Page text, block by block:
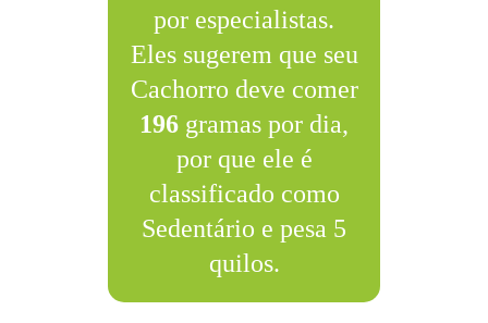
por especialistas.
Eles sugerem que seu
Cachorro deve comer
196 gramas por dia,
por que ele é
classificado como
Sedentário e pesa 5
quilos.